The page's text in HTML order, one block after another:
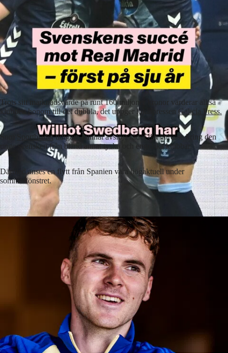
Trots sitt marknadsvärde på runt 160 miljoner kronor värderar alltså
klubben honom till det dubbla, det uppger lokalpressen Galicia Press.
Som Sportbladettidigare kunnat avslöja råder det intresse kring den
unge svensken från bland annat tyska och engelska klubbar.
Därmed anses en flytt från Spanien vara högaktuell under
sommarfönstret.